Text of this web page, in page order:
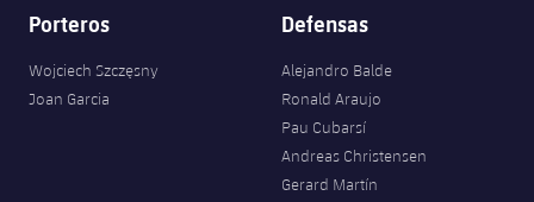
Porteros
Wojciech Szczęsny
Joan Garcia
Defensas
Alejandro Balde
Ronald Araujo
Pau Cubarsí
Andreas Christensen
Gerard Martín